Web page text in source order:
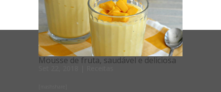
Mousse de fruta, saudável e deliciosa